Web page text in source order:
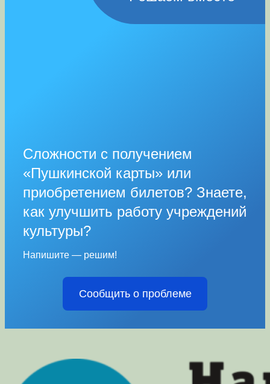
Сложности с получением
«Пушкинской карты» или
приобретением билетов? Знаете,
как улучшить работу учреждений
культуры?
Напишите — решим!
Сообщить о проблеме